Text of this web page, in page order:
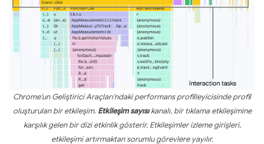
Chrome'un Geliştirici Araçları'ndaki performans profilleyicisinde profil
oluşturulan bir etkileşim. Etkileşim sayısıkanalı, bir tıklama etkileşimine
karşılık gelen bir dizi etkinlik gösterir. Etkileşimler izleme girişleri,
etkileşimi artırmaktan sorumlu görevlere yayılır.